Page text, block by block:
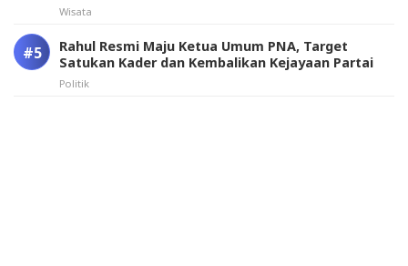
Wisata
Rahul Resmi Maju Ketua Umum PNA, Target
Satukan Kader dan Kembalikan Kejayaan Partai
Politik